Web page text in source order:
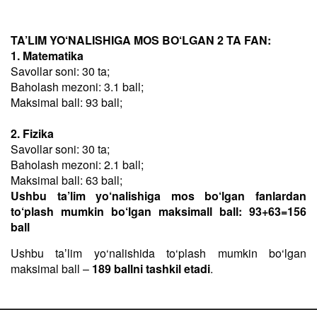
TA’LIM YO‘NALISHIGA MOS BO‘LGAN 2 TA FAN:
1. Matematika
Savollar soni: 30 ta;
Baholash mezoni: 3.1 ball;
Maksimal ball: 93 ball;
2. Fizika
Savollar soni: 30 ta;
Baholash mezoni: 2.1 ball;
Maksimal ball: 63 ball;
Ushbu ta’lim yo‘nalishiga mos bo‘lgan fanlardan
to‘plash mumkin bo‘lgan maksimall ball: 93+63=156
ball
Ushbu taʼlim yo‘nalishida to‘plash mumkin bo‘lgan
maksimal ball – 189 ballni tashkil etadi.